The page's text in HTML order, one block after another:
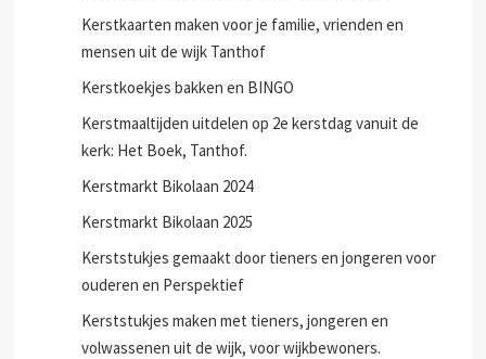
Kerstkaarten maken voor je familie, vrienden en
mensen uit de wijk Tanthof
Kerstkoekjes bakken en BINGO
Kerstmaaltijden uitdelen op 2e kerstdag vanuit de
kerk: Het Boek, Tanthof.
Kerstmarkt Bikolaan 2024
Kerstmarkt Bikolaan 2025
Kerststukjes gemaakt door tieners en jongeren voor
ouderen en Perspektief
Kerststukjes maken met tieners, jongeren en
volwassenen uit de wijk, voor wijkbewoners.